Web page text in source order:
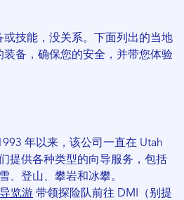
技能，没关系。下面列出的当地
备，确保您的安全，并带您体验
年以来，该公司一直在 Utah
提供各种类型的向导服务，包括
、登山、攀岩和冰攀。
览游 带领探险队前往 DMI（别提